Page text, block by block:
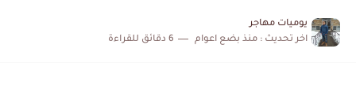
يوميات مهاجر
اخر تحديث : منذ بضع اعوام 6 دقائق للقراءة